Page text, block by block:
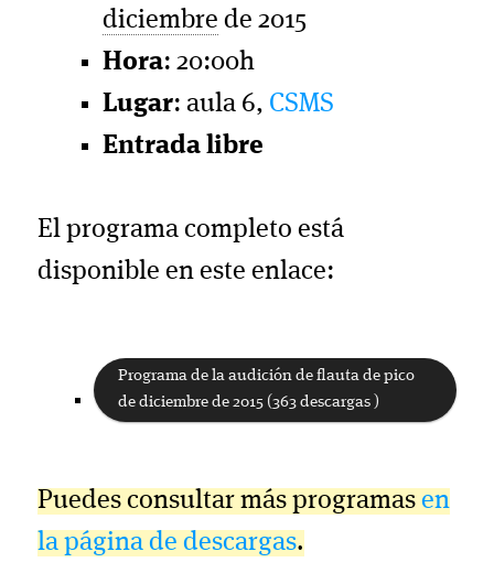
diciembre de 2015
Hora: 20:00h
Lugar: aula 6, CSMS
Entrada libre
El programa completo está
disponible en este enlace:
Programa de la audición de flauta de pico
de diciembre de 2015 (363 descargas )
Puedes consultar más programasen
la página de descargas.